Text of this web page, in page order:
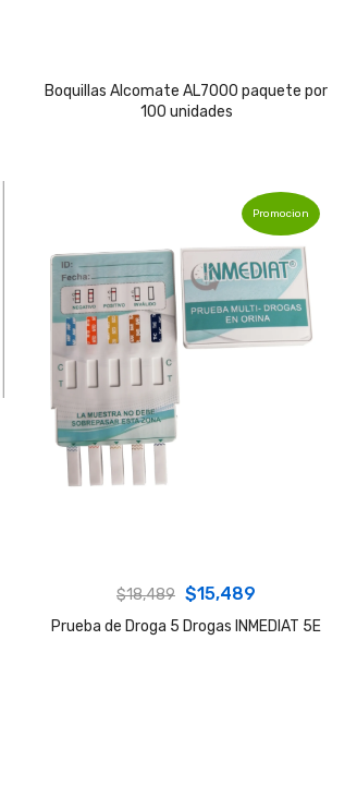
Boquillas Alcomate AL7000 paquete por
100 unidades
Promocion
$18,489 Original
price
$15,489
price
Prueba de Droga 5 Drogas INMEDIAT 5E